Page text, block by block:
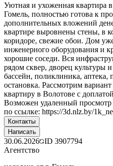
Уютная и ухоженная квартира
Гомель, полностью готова к
дополнительных вложений
квартире выровнены стены, в
коридоре, свежие обои. Дом
инженерного оборудования и
хорошие соседи. Вся
рядом сквер, дворец культуры
бассейн, поликлиника, аптека,
остановка. Рассмотрим
квартиру в Волотове с
Возможен удаленный
по ссылке: https://3d.nlz.by/
Контакты
Написать
30.06.2026 ID 3907794
Агентство